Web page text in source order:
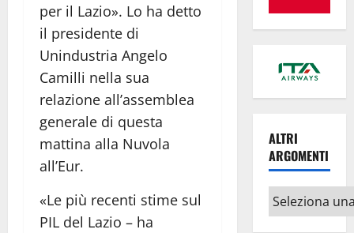
per il Lazio». Lo ha detto
il presidente di
Unindustria Angelo
Camilli nella sua
relazione all’assemblea
generale di questa
mattina alla Nuvola
all’Eur.
«Le più recenti stime sul
PIL del Lazio – ha
ALTRI
ARGOMENTI
Altri
argomenti